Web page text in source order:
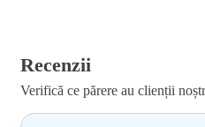
Recenzii
Verifică ce părere au clienții